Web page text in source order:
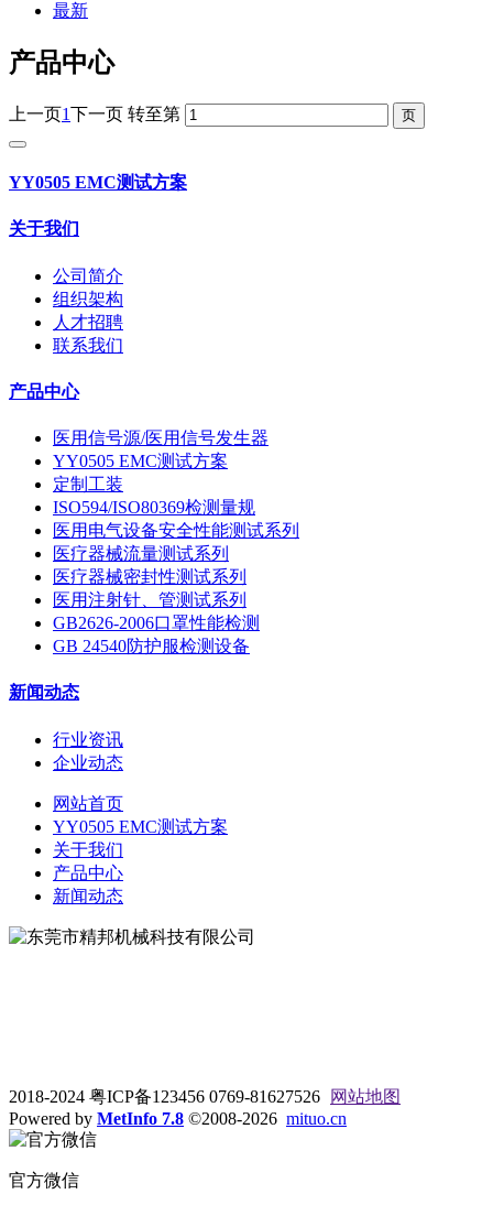
最新
产品中心
上一页1下一页 转至第
YY0505 EMC测试方案
关于我们
公司简介
组织架构
人才招聘
联系我们
产品中心
医用信号源/医用信号发生器
YY0505 EMC测试方案
定制工装
ISO594/ISO80369检测量规
医用电气设备安全性能测试系列
医疗器械流量测试系列
医疗器械密封性测试系列
医用注射针、管测试系列
GB2626-2006口罩性能检测
GB 24540防护服检测设备
新闻动态
行业资讯
企业动态
网站首页
YY0505 EMC测试方案
关于我们
产品中心
新闻动态
2018-2024 粤ICP备123456 0769-81627526
网站地图
Powered by MetInfo 7.8 ©2008-2026 mituo.cn
官方微信